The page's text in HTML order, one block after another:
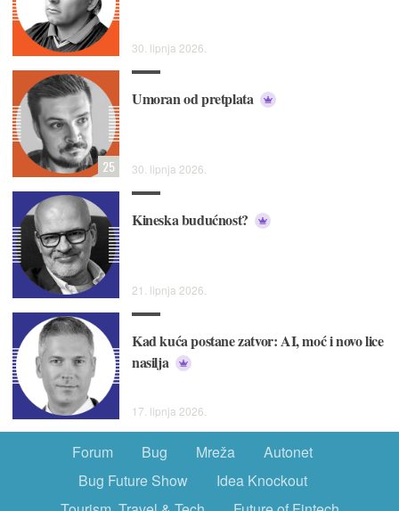
30. lipnja 2026.
Umoran od pretplata
30. lipnja 2026.
25
Kineska budućnost?
21. lipnja 2026.
Kad kuća postane zatvor: AI, moć i novo lice
nasilja
17. lipnja 2026.
Forum Bug Mreža
Autonet
Bug Future Show
Idea Knockout